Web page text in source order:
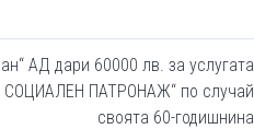
АД дари 60000 лв. за услугата
ПАТРОНАЖ“ по случай
своята 60-годишнина